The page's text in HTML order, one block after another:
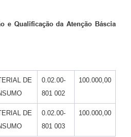
e Qualificação da Atenção Báscia
DE
0.02.00-
801 002
100.000,00
DE
0.02.00-
801 003
100.000,00